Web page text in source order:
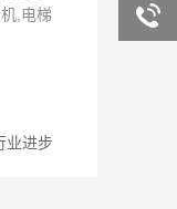
,电梯
业进步
客服咨